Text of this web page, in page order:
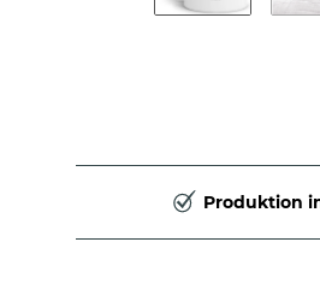
Produktion